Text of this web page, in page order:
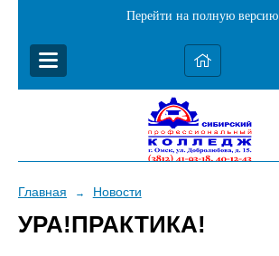
Перейти на полную версию
Главная → Новости
УРА!ПРАКТИКА!